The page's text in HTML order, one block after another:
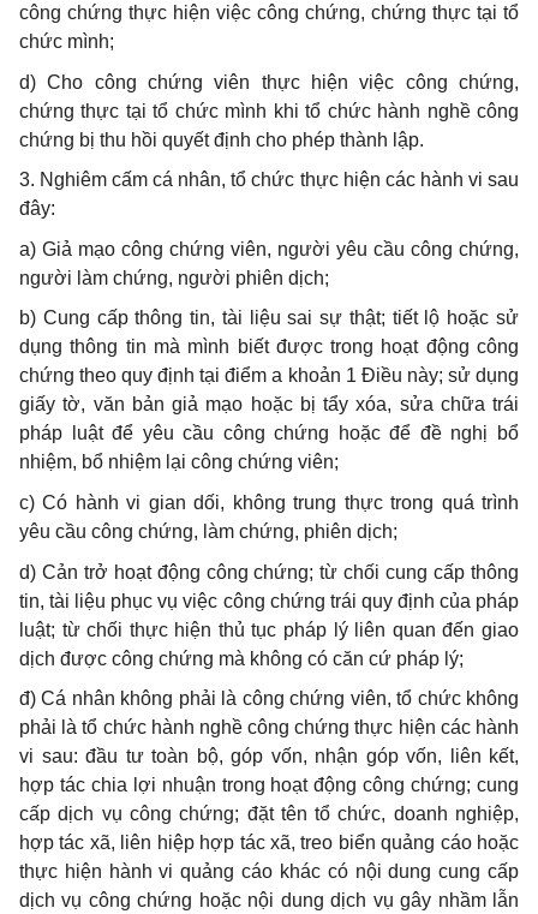
công chứng thực hiện việc công chứng, chứng thực tại tổ
chức mình;
d) Cho công chứng viên thực hiện việc công chứng,
chứng thực tại tổ chức mình khi tổ chức hành nghề công
chứng bị thu hồi quyết định cho phép thành lập.
3. Nghiêm cấm cá nhân, tổ chức thực hiện các hành vi sau
đây:
a) Giả mạo công chứng viên, người yêu cầu công chứng,
người làm chứng, người phiên dịch;
b) Cung cấp thông tin, tài liệu sai sự thật; tiết lộ hoặc sử
dụng thông tin mà mình biết được trong hoạt động công
chứng theo quy định tại điểm a khoản 1 Điều này; sử dụng
giấy tờ, văn bản giả mạo hoặc bị tẩy xóa, sửa chữa trái
pháp luật để yêu cầu công chứng hoặc để đề nghị bổ
nhiệm, bổ nhiệm lại công chứng viên;
c) Có hành vi gian dối, không trung thực trong quá trình
yêu cầu công chứng, làm chứng, phiên dịch;
d) Cản trở hoạt động công chứng; từ chối cung cấp thông
tin, tài liệu phục vụ việc công chứng trái quy định của pháp
luật; từ chối thực hiện thủ tục pháp lý liên quan đến giao
dịch được công chứng mà không có căn cứ pháp lý;
đ) Cá nhân không phải là công chứng viên, tổ chức không
phải là tổ chức hành nghề công chứng thực hiện các hành
vi sau: đầu tư toàn bộ, góp vốn, nhận góp vốn, liên kết,
hợp tác chia lợi nhuận trong hoạt động công chứng; cung
cấp dịch vụ công chứng; đặt tên tổ chức, doanh nghiệp,
hợp tác xã, liên hiệp hợp tác xã, treo biển quảng cáo hoặc
thực hiện hành vi quảng cáo khác có nội dung cung cấp
dịch vụ công chứng hoặc nội dung dịch vụ gây nhầm lẫn